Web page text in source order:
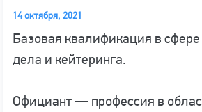
14 октября, 2021
Базовая квалификация в сфере
дела и кейтеринга.
Официант — профессия в